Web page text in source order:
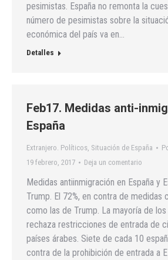
pesimistas. España no remonta la
número de pesimistas sobre la
económica del país va en…
Detalles
Feb17. Medidas anti-
España
Extranjero. Políticos, Situación de España
19 febrero, 2017
Deja un comentario
Medidas antiinmigración en España y
Trump. El 72%, en contra de medidas
como las de Trump. La mayoría de
rechaza restricciones de entrada de
países árabes. Siete de cada 10
contra de la prohibición de entrada a